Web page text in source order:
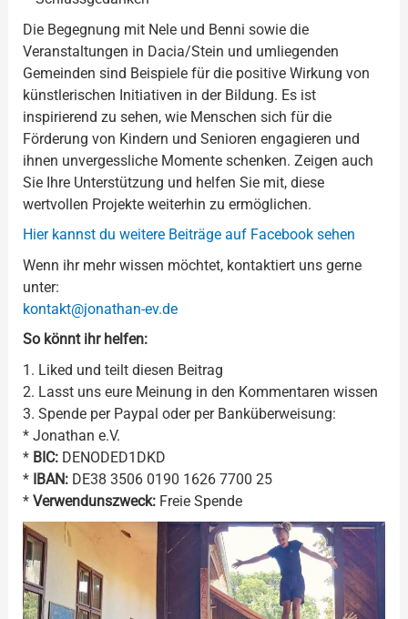
Die Begegnung mit Nele und Benni sowie die
Veranstaltungen in Dacia/Stein und umliegenden
Gemeinden sind Beispiele für die positive Wirkung von
künstlerischen Initiativen in der Bildung. Es ist
inspirierend zu sehen, wie Menschen sich für die
Förderung von Kindern und Senioren engagieren und
ihnen unvergessliche Momente schenken. Zeigen auch
Sie Ihre Unterstützung und helfen Sie mit, diese
wertvollen Projekte weiterhin zu ermöglichen.
Hier kannst du weitere Beiträge auf Facebook sehen
Wenn ihr mehr wissen möchtet, kontaktiert uns gerne
unter:
kontakt@jonathan-ev.de
So könnt ihr helfen:
1. Liked und teilt diesen Beitrag
2. Lasst uns eure Meinung in den Kommentaren wissen
3. Spende per Paypal oder per Banküberweisung:
* Jonathan e.V.
* BIC:DENODED1DKD
* IBAN:DE38 3506 0190 1626 7700 25
* Verwendunszweck:Freie Spende